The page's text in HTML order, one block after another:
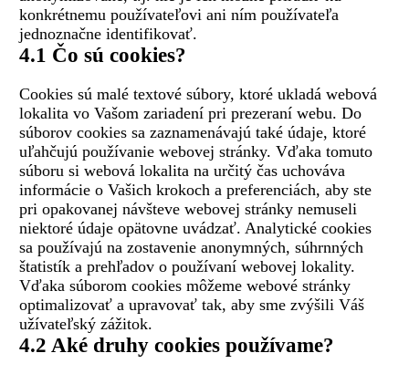
konkrétnemu používateľovi ani ním používateľa
jednoznačne identifikovať.
4.1 Čo sú cookies?
Cookies sú malé textové súbory, ktoré ukladá webová
lokalita vo Vašom zariadení pri prezeraní webu. Do
súborov cookies sa zaznamenávajú také údaje, ktoré
uľahčujú používanie webovej stránky. Vďaka tomuto
súboru si webová lokalita na určitý čas uchováva
informácie o Vašich krokoch a preferenciách, aby ste
pri opakovanej návšteve webovej stránky nemuseli
niektoré údaje opätovne uvádzať. Analytické cookies
sa používajú na zostavenie anonymných, súhrnných
štatistík a prehľadov o používaní webovej lokality.
Vďaka súborom cookies môžeme webové stránky
optimalizovať a upravovať tak, aby sme zvýšili Váš
užívateľský zážitok.
4.2 Aké druhy cookies používame?